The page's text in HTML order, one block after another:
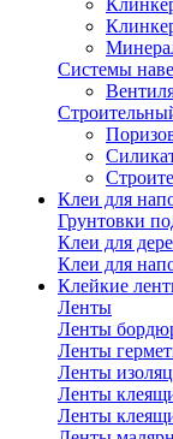
Системы
Клеи для
Грунтовки
Клеи для
Клеи для
Клейкие
Ленты
Ленты
Ленты
Ленты
Ленты
Ленты